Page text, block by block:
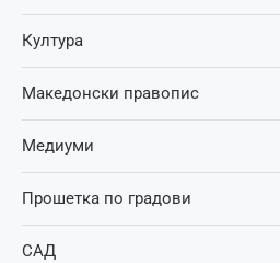
Култура
Македонски правопис
Медиуми
Прошетка по градови
САД